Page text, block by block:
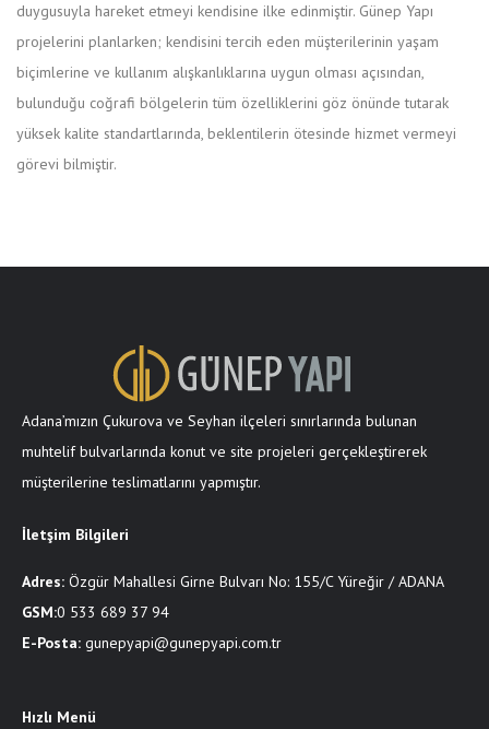
duygusuyla hareket etmeyi kendisine ilke edinmiştir. Günep Yapı
projelerini planlarken; kendisini tercih eden müşterilerinin yaşam
biçimlerine ve kullanım alışkanlıklarına uygun olması açısından,
bulunduğu coğrafi bölgelerin tüm özelliklerini göz önünde tutarak
yüksek kalite standartlarında, beklentilerin ötesinde hizmet vermeyi
görevi bilmiştir.
Adana’mızın Çukurova ve Seyhan ilçeleri sınırlarında bulunan
muhtelif bulvarlarında konut ve site projeleri gerçekleştirerek
müşterilerine teslimatlarını yapmıştır.
İletşim Bilgileri
Adres: Özgür Mahallesi Girne Bulvarı No: 155/C Yüreğir / ADANA
GSM:0 533 689 37 94
E-Posta: gunepyapi@gunepyapi.com.tr
Hızlı Menü